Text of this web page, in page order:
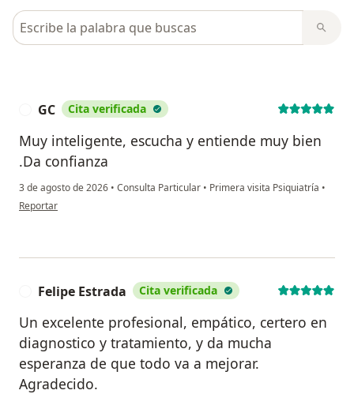
Busca en opiniones
GC Cita verificada
Muy inteligente, escucha y entiende muy bien
.Da confianza
3 de agosto de 2026 • Consulta Particular • Primera visita Psiquiatría •
en opinión del usuario GC
Reportar
Felipe Estrada Cita verificada
Un excelente profesional, empático, certero en
diagnostico y tratamiento, y da mucha
esperanza de que todo va a mejorar.
Agradecido.